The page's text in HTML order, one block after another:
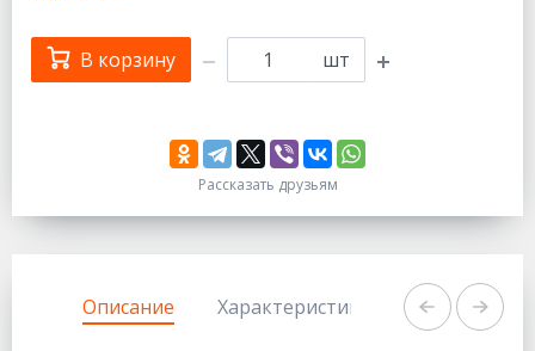
В корзину шт
Рассказать друзьям
Описание Характеристики Задать